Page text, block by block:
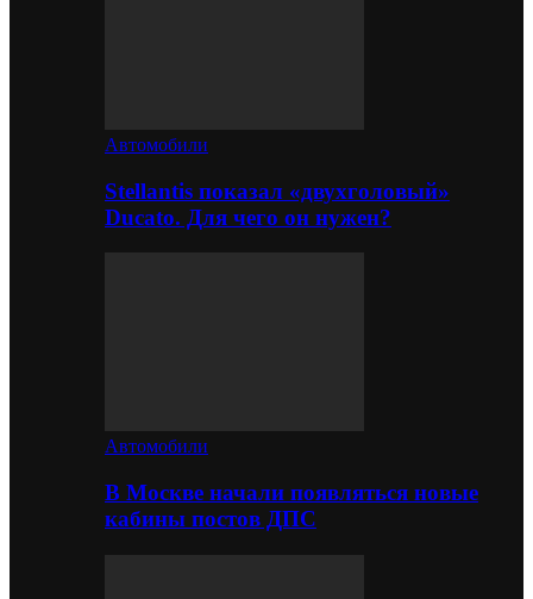
Автомобили
Stellantis показал «двухголовый»
Ducato. Для чего он нужен?
Автомобили
В Москве начали появляться новые
кабины постов ДПС